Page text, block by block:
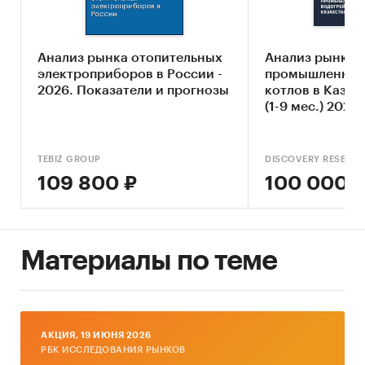
осуществляющих свою деятельность в сфере
производства газовых котлов.
Исследование проведено в октябре 2016 года.
Объем отчета – 65 стр.
Язык отчета – русский.
Водоснабжение / Котлы и отопители
Строительство и недвижимость
Водоснабжение / Котлы и отопители
Анализ рынка отопительных
электроприборов в России -
2026. Показатели и прогнозы
TEBIZ GROUP
109 800 ₽
Анализ рынка
котлов в
(1-9 мес.) 2024
DISCOVERY
100 000 ₽
Материалы по теме
AКЦИЯ, 19 ИЮНЯ 2026
РБК ИССЛЕДОВАНИЯ РЫНКОВ